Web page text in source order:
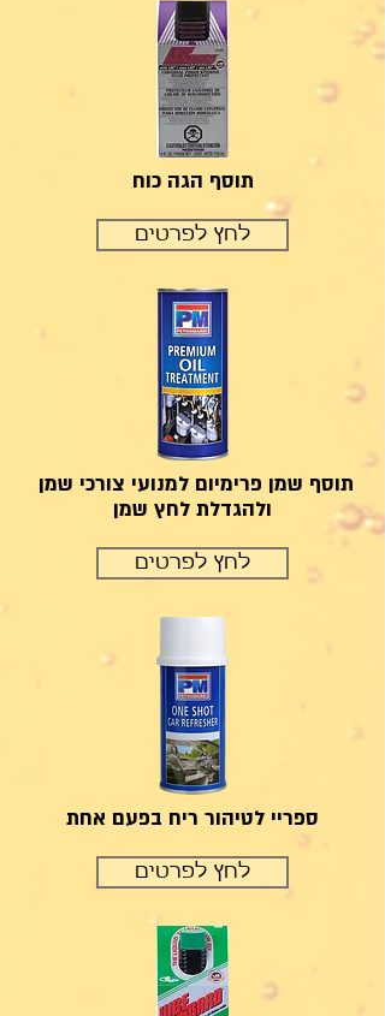
תוסף הגה כוח
לחץ לפרטים
ולהגדלת לחץ שמן
לחץ לפרטים
ספריי לטיהור ריח בפעם אחת
לחץ לפרטים